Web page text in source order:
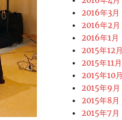
2016年3月
2016年2月
2016年1月
2015年12月
2015年11月
2015年10月
2015年9月
2015年8月
2015年7月